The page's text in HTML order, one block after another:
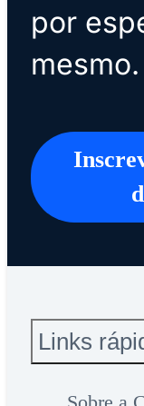
por
mesmo.
Links